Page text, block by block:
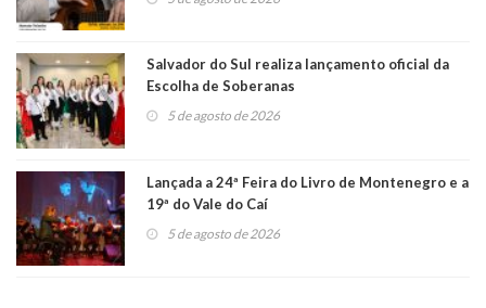
Salvador do Sul realiza lançamento oficial da
Escolha de Soberanas
5 de agosto de 2026
Lançada a 24ª Feira do Livro de Montenegro e a
19ª do Vale do Caí
5 de agosto de 2026